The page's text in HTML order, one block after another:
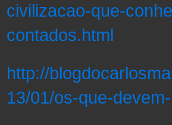
civilizacao-que-
contados.html
http://
13/01/os-que-